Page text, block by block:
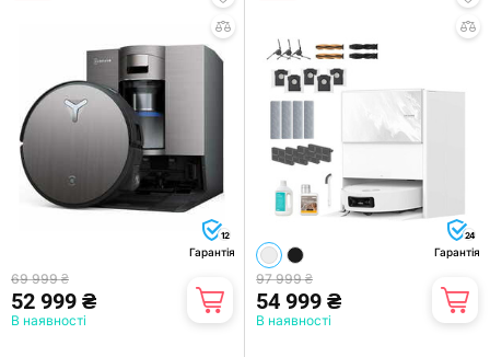
12
Гарантія
69 999 ₴
52 999 ₴
В наявності
24
Гарантія
97 999 ₴
54 999 ₴
В наявності